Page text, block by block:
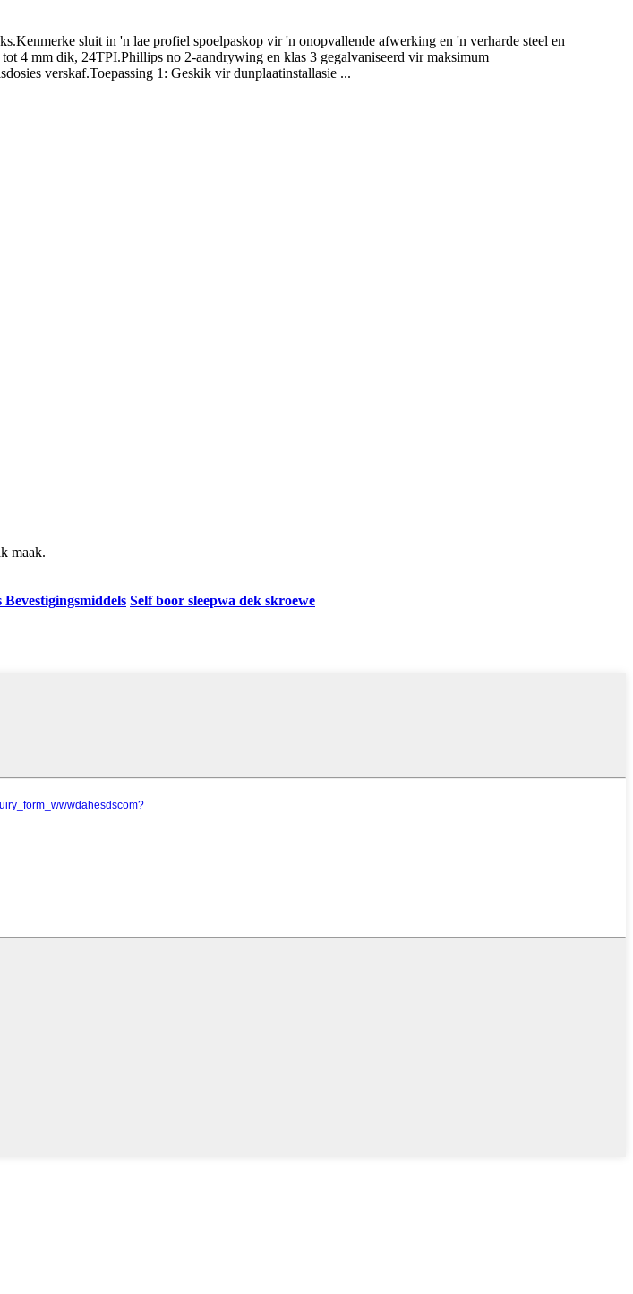
sluit in 'n lae profiel spoelpaskop vir 'n onopvallende afwerking en 'n verharde steel en
4 mm dik, 24TPI.Phillips no 2-aandrywing en klas 3 gegalvaniseerd vir maksimum
verskaf.Toepassing 1: Geskik vir dunplaatinstallasie ...
maak.
Bevestigingsmiddels Self boor sleepwa dek skroewe